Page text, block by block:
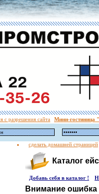
с разрешения сайта Мини-гостиница
сделать домашней страницей
Каталог
Добавь себя в каталог !
Внимание ошибка